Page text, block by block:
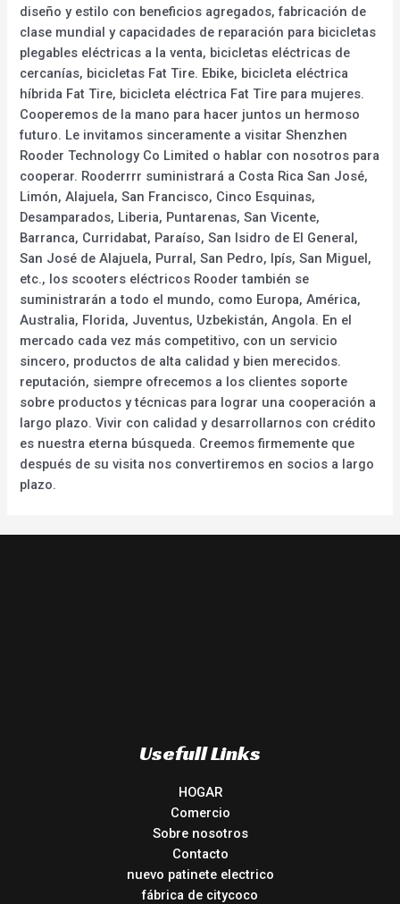
diseño y estilo con beneficios agregados, fabricación de
clase mundial y capacidades de reparación para bicicletas
plegables eléctricas a la venta, bicicletas eléctricas de
cercanías, bicicletas Fat Tire. Ebike, bicicleta eléctrica
híbrida Fat Tire, bicicleta eléctrica Fat Tire para mujeres.
Cooperemos de la mano para hacer juntos un hermoso
futuro. Le invitamos sinceramente a visitar Shenzhen
Rooder Technology Co Limited o hablar con nosotros para
cooperar. Rooderrrr suministrará a Costa Rica San José,
Limón, Alajuela, San Francisco, Cinco Esquinas,
Desamparados, Liberia, Puntarenas, San Vicente,
Barranca, Curridabat, Paraíso, San Isidro de El General,
San José de Alajuela, Purral, San Pedro, Ipís, San Miguel,
etc., los scooters eléctricos Rooder también se
suministrarán a todo el mundo, como Europa, América,
Australia, Florida, Juventus, Uzbekistán, Angola. En el
mercado cada vez más competitivo, con un servicio
sincero, productos de alta calidad y bien merecidos.
reputación, siempre ofrecemos a los clientes soporte
sobre productos y técnicas para lograr una cooperación a
largo plazo. Vivir con calidad y desarrollarnos con crédito
es nuestra eterna búsqueda. Creemos firmemente que
después de su visita nos convertiremos en socios a largo
plazo.
Usefull Links
HOGAR
Comercio
Sobre nosotros
Contacto
nuevo patinete electrico
fábrica de citycoco